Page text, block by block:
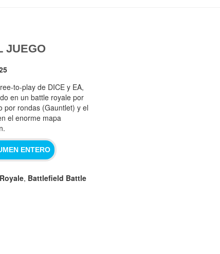
JUEGO
de DICE y EA,
en un battle royale por
por rondas (Gauntlet) y el
el enorme mapa
ENTERO
, Battlefield Battle